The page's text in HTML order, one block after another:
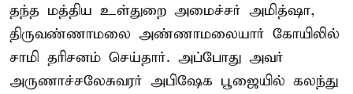
தந்த மத்திய உள்துறை அமைச்சர் அமித்ஷா,
திருவண்ணாமலை அண்ணாமலையார் கோயிலில்
சாமி தரிசனம் செய்தார். அப்போது அவர்
அருணாச்சலேசுவரர் அபிஷேக பூஜையில் கலந்து